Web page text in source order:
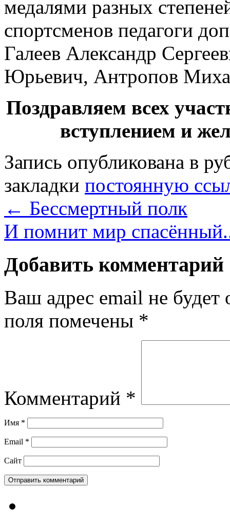
медалями разных
спортсменов педагоги
Галеев Александр
Юрьевич, Антропов
Поздравляем всех
вступлением и
Запись опубликована в
закладки постоянную
← Бессмертный полк
И помнит мир
Добавить комментарий
Ваш адрес email не будет
поля помечены *
Комментарий *
Имя *
Email *
Сайт